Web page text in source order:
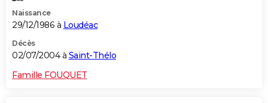
Naissance
29/12/1986 à Loudéac
Décès
02/07/2004 à Saint-Thélo
Famille FOUQUET